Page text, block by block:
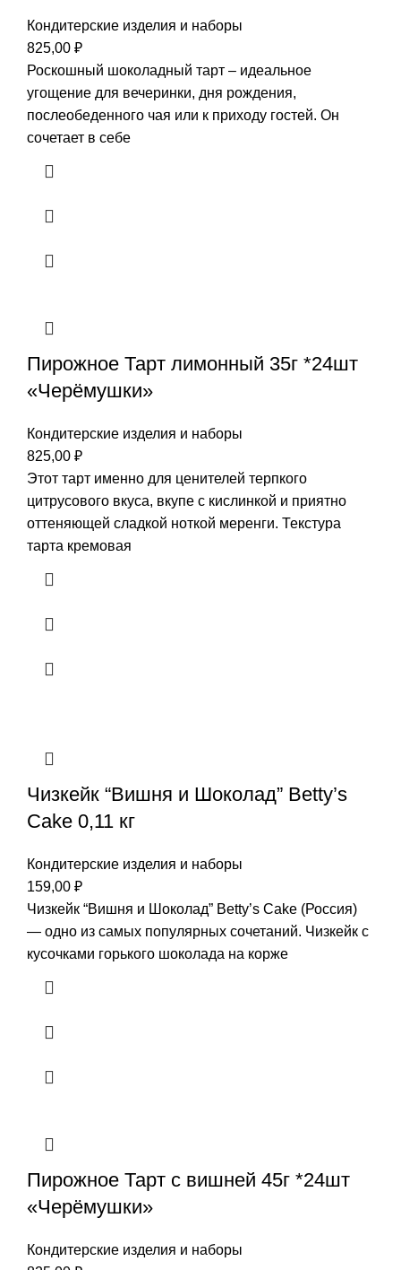
Кондитерские изделия и наборы
825,00 ₽
Роскошный шоколадный тарт – идеальное
угощение для вечеринки, дня рождения,
послеобеденного чая или к приходу гостей. Он
сочетает в себе
Пирожное Тарт лимонный 35г *24шт
«Черёмушки»
Кондитерские изделия и наборы
825,00 ₽
Этот тарт именно для ценителей терпкого
цитрусового вкуса, вкупе с кислинкой и приятно
оттеняющей сладкой ноткой меренги. Текстура
тарта кремовая
Чизкейк “Вишня и Шоколад” Betty’s
Cake 0,11 кг
Кондитерские изделия и наборы
159,00 ₽
Чизкейк “Вишня и Шоколад” Betty’s Cake (Россия)
— одно из самых популярных сочетаний. Чизкейк с
кусочками горького шоколада на корже
Пирожное Тарт с вишней 45г *24шт
«Черёмушки»
Кондитерские изделия и наборы